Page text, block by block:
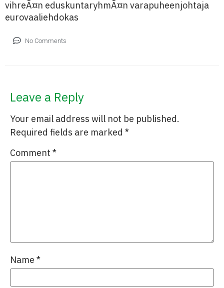
vihreÃ¤n eduskuntaryhmÃ¤n varapuheenjohtaja
eurovaaliehdokas
No Comments
Leave a Reply
Your email address will not be published.
Required fields are marked *
Comment *
Name *